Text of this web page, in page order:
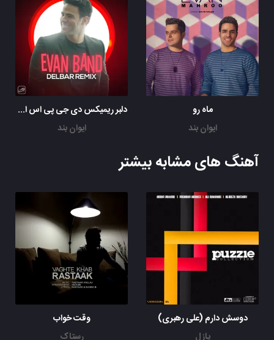
ماه رو
ایوان بند
دلبر ریمیکس دی جی پی اس احسان فروتن
ایوان بند
آهنگ های مشابه بیشتر
دوسش دارم (علی رهبری)
پازل
وقت خواب
رستاک